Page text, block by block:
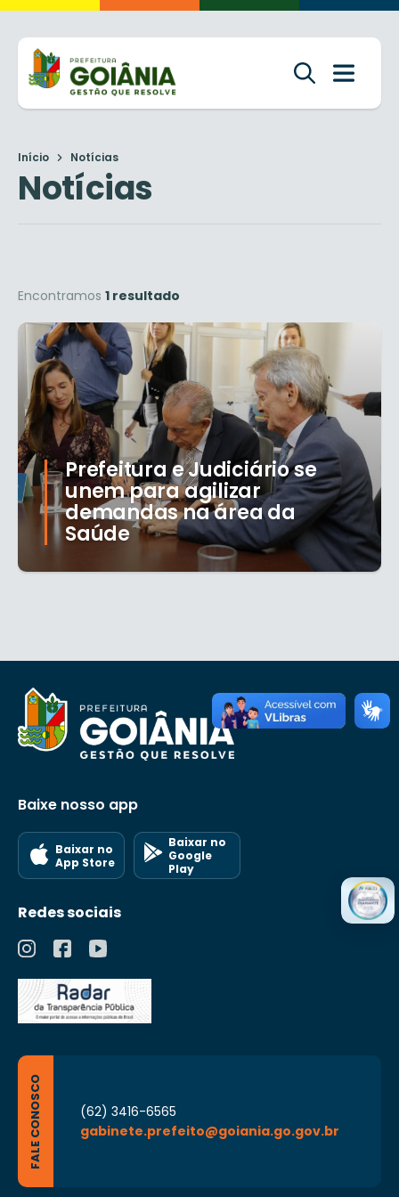
Início Notícias
Notícias
Encontramos 1 resultado
Prefeitura e Judiciário se
unem para agilizar
demandas na área da
Saúde
Baixe nosso app
Baixar no
App Store
Baixar no
Google
Play
Redes sociais
FALE CONOSCO
(62) 3416-6565
gabinete.prefeito@goiania.go.gov.br